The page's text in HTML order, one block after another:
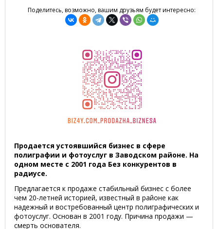
Поделитесь, возможно, вашим друзьям будет интересно:
Продается устоявшийся бизнес в сфере
полиграфии и фотоуслуг в Заводском районе. На
одном месте с 2001 года Без конкурентов в
радиусе.
Предлагается к продаже стабильный бизнес с более
чем 20-летней историей, известный в районе как
надежный и востребованный центр полиграфических и
фотоуслуг. Основан в 2001 году. Причина продажи —
смерть основателя.